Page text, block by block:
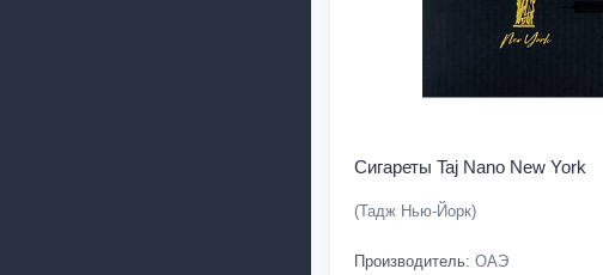
Сигареты Taj Nano New York
(Тадж Нью-Йорк)
Производитель: ОАЭ